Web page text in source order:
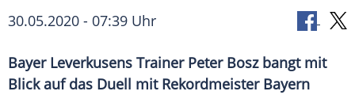
30.05.2020 - 07:39 Uhr
Bayer Leverkusens Trainer Peter Bosz bangt mit
Blick auf das Duell mit Rekordmeister Bayern